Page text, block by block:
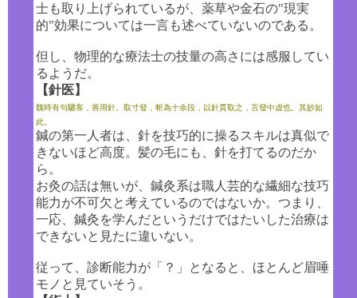
士も取り上げられているが、薬草や金石の"現実
的"効果については一言も述べていないのである。
但し、物理的な療法士の技量の高さには感服してい
るようだ。
【針医】
魏時有句驪客，善用針。取寸發，斬為十余段，以針貫取之，言發中虚也。其妙如
此。
鍼の第一人者は、針を技巧的に操るスキルは真似で
きないほど高度。髪の毛にも、針を打てるのだか
ら。
お灸の話は無いが、鍼灸系は職人芸的な繊細な技巧
能力が不可欠と考えているのではないか。つまり、
一応、鍼灸を学んだというだけではたいした治療は
できないと見たに違いない。
従って、診断能力が「？」となると、ほとんど眉唾
モノと見ていそう。